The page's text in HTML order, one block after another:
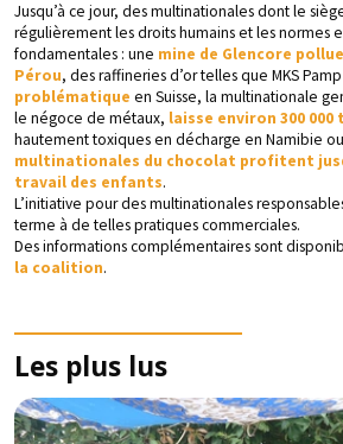
Jusqu’à ce jour, des multinationales dont le
régulièrement les droits humains et les normes
fondamentales : une mine de Glencore
Pérou, des raffineries d’or telles que MKS Pamp
problématique en Suisse, la multinationale
le négoce de métaux, laisse environ 300
hautement toxiques en décharge en Namibie ou
multinationales du chocolat profitent
travail des enfants.
L’initiative pour des multinationales
terme à de telles pratiques commerciales.
Des informations complémentaires sont
la coalition.
Les plus lus